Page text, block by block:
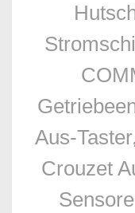
Aus-
Crouzet